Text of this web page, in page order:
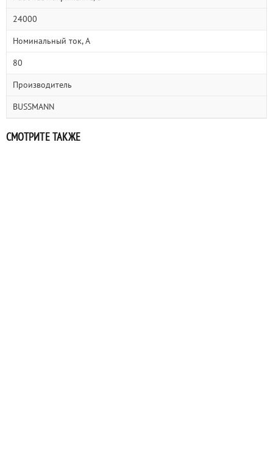
24000
Номинальный ток, А
80
Производитель
BUSSMANN
СМОТРИТЕ ТАКЖЕ